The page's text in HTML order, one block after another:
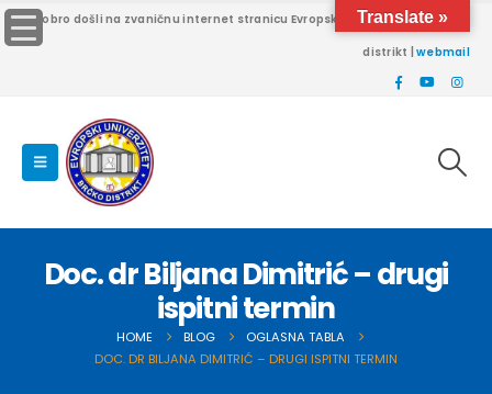
Dobro došli na zvaničnu internet stranicu Evropskog univerziteta Brčko
distrikt |webmail
Doc. dr Biljana Dimitrić – drugi
ispitni termin
HOME BLOG
OGLASNA TABLA
DOC. DR BILJANA DIMITRIĆ – DRUGI ISPITNI TERMIN
Translate »